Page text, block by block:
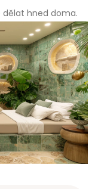
dělat hned doma.